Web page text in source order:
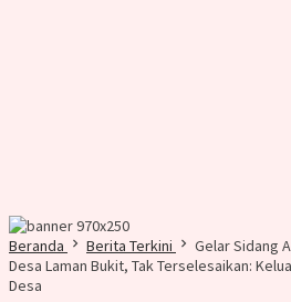
Beranda Berita Terkini
Gelar Sidang
Desa Laman Bukit, Tak Terselesaikan:
Desa